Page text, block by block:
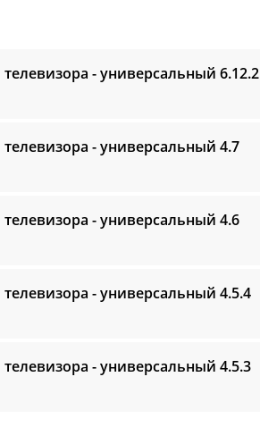
- универсальный 6.12.2
- универсальный 4.7
- универсальный 4.6
- универсальный 4.5.4
- универсальный 4.5.3